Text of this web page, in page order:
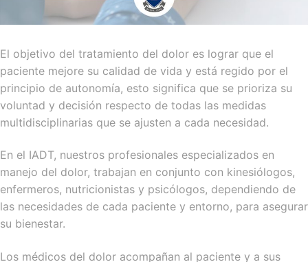
El objetivo del tratamiento del dolor es lograr que el
paciente mejore su calidad de vida y está regido por el
principio de autonomía, esto significa que se prioriza su
voluntad y decisión respecto de todas las medidas
multidisciplinarias que se ajusten a cada necesidad.
‌En el IADT, nuestros profesionales especializados en
manejo del dolor, trabajan en conjunto con kinesiólogos,
enfermeros, nutricionistas y psicólogos, dependiendo de
las necesidades de cada paciente y entorno, para asegurar
su bienestar.
‌Los médicos del dolor acompañan al paciente y a sus